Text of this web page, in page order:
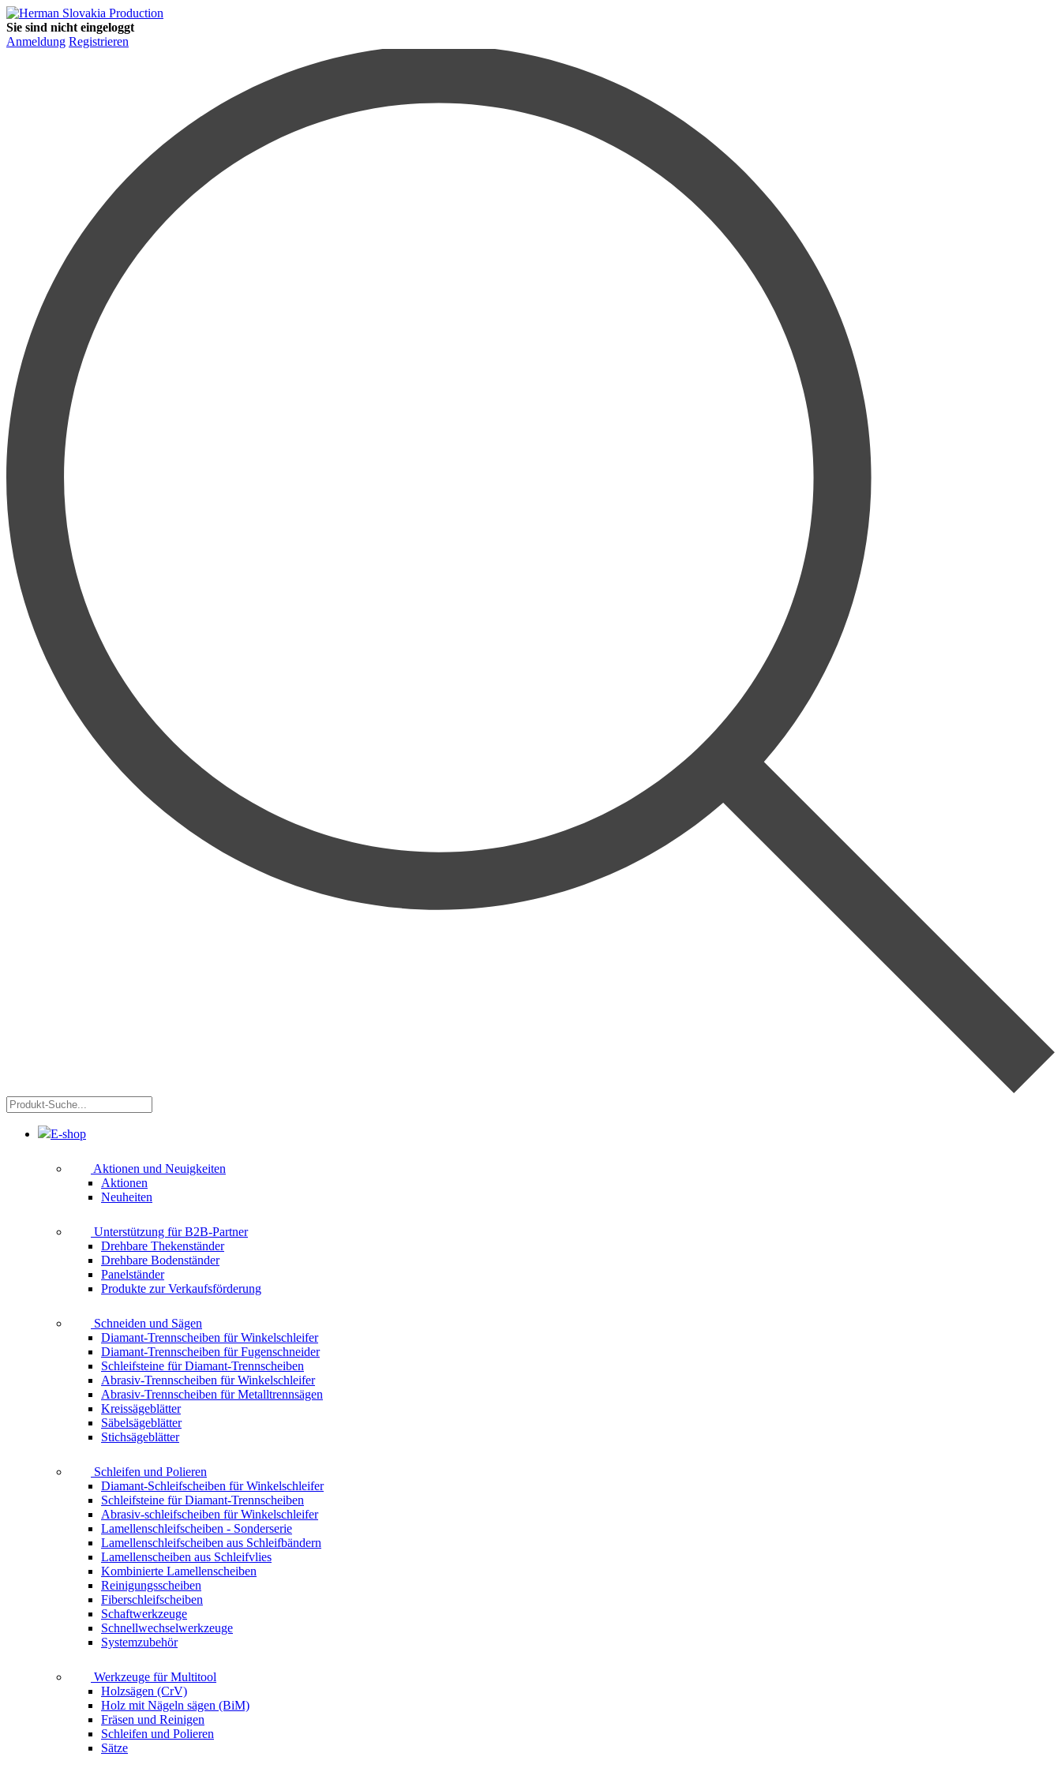
Sie sind nicht eingeloggt
Anmeldung Registrieren
Produkt-
Suche...
E-shop
Aktionen und Neuigkeiten
Aktionen
Neuheiten
Unterstützung für B2B-Partner
Drehbare Thekenständer
Drehbare Bodenständer
Panelständer
Produkte zur Verkaufsförderung
Schneiden und Sägen
Diamant-Trennscheiben für Winkelschleifer
Diamant-Trennscheiben für Fugenschneider
Schleifsteine für Diamant-Trennscheiben
Abrasiv-Trennscheiben für Winkelschleifer
Abrasiv-Trennscheiben für Metalltrennsägen
Kreissägeblätter
Säbelsägeblätter
Stichsägeblätter
Schleifen und Polieren
Diamant-Schleifscheiben für Winkelschleifer
Schleifsteine für Diamant-Trennscheiben
Abrasiv-schleifscheiben für Winkelschleifer
Lamellenschleifscheiben - Sonderserie
Lamellenschleifscheiben aus Schleifbändern
Lamellenscheiben aus Schleifvlies
Kombinierte Lamellenscheiben
Reinigungsscheiben
Fiberschleifscheiben
Schaftwerkzeuge
Schnellwechselwerkzeuge
Systemzubehör
Werkzeuge für Multitool
Holzsägen (CrV)
Holz mit Nägeln sägen (BiM)
Fräsen und Reinigen
Schleifen und Polieren
Sätze